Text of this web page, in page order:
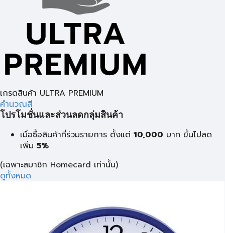
เกรดสินค้า ULTRA PREMIUM
คำนวณสี
โปรโมชั่นและส่วนลดกลุ่มสินค้า
เมื่อซื้อสินค้าที่ร่วมรายการ ตั้งแต่ 10,000 บาท ขึ้นไปลด
เพิ่ม 5%
(เฉพาะสมาชิก Homecard เท่านั้น)
ดูทั้งหมด